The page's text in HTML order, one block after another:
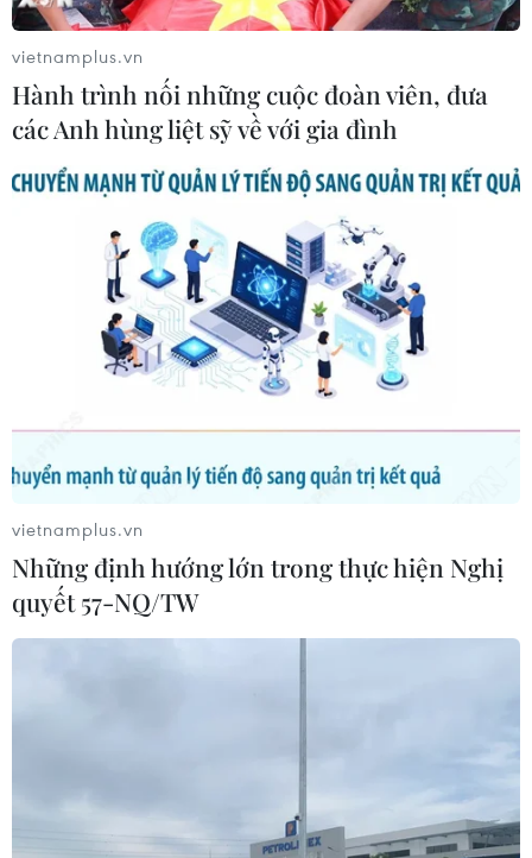
hàng đầu của Tổng thống Mỹ
25/06/2017 15:03
Trả lời phỏng vấn MSNBC, Giám đốc CIA Mike Pompeo
cho biết Tổng thống Donald Trump chất vấn ông mỗi
ngày về Triều Tiên và cách đối phó với mối đe dọa hạt
nhân của chế độ Bình Nhưỡng.
Chuyên gia: Chỉ trừng phạt sẽ không thay
Triều Tiên, thay vào đó, cần áp dụng cùng lúc cả biện
pháp gây sức ép và đối thoại.
vietnamplus.vn
Hành trình nối những cuộc đoàn viên, đưa
các Anh hùng liệt sỹ về với gia đình
vietnamplus.vn
Những định hướng lớn trong thực hiện Nghị
quyết 57-NQ/TW